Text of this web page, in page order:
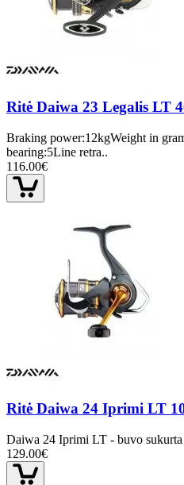
Ritė Daiwa 23 Legalis LT
Braking power:12kgWeight in
bearing:5Line retra..
116.00€
Ritė Daiwa 24 Iprimi LT
Daiwa 24 Iprimi LT - buvo
129.00€